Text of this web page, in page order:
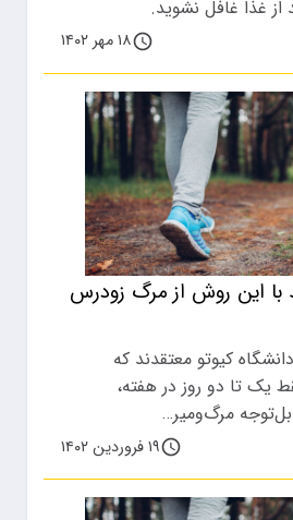
از غذا غافل نشوید.
۱۸ مهر ۱۴۰۲
با این روش از مرگ زودرس
کیوتو معتقدند که
قدم فقط یک تا دو روز در هفته،
مرگ‌ومیر…
۱۹ فروردین ۱۴۰۲